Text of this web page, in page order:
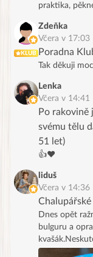
praktika,
KLUB
Zdeňka
Včera v 17:03
Poradna
Tak děkuji
Lenka
Včera v 14:41
Po rakovině
svému tělu
51 let)
👍❤️
liduš
Včera v 14:36
Chalupářské
Dnes opět
bulguru a